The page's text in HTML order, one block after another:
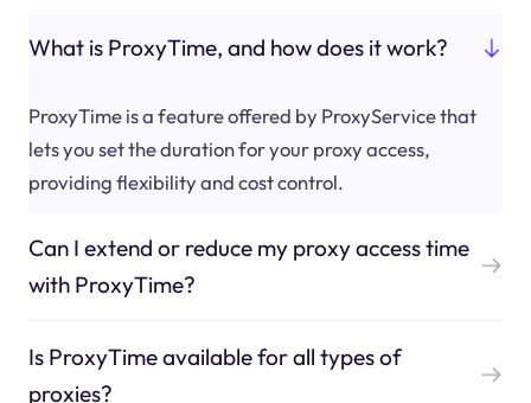
What is ProxyTime, and how does it work?
ProxyTime is a feature offered by ProxyService that
lets you set the duration for your proxy access,
providing flexibility and cost control.
Can I extend or reduce my proxy access time
with ProxyTime?
Is ProxyTime available for all types of
proxies?